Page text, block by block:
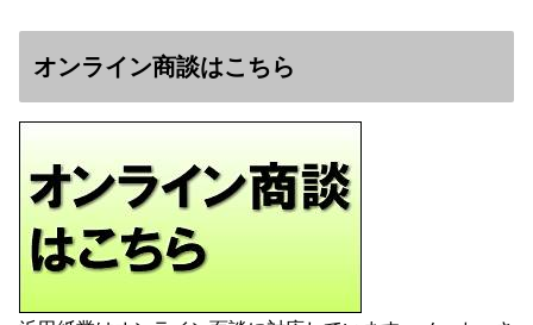
オンライン商談はこちら